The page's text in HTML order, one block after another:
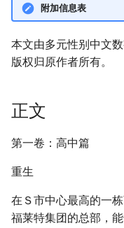
附加信息表
本文由多元性别中文
版权归原作者所有。
正文
第一卷：高中篇
重生
在Ｓ市中心最高的一
福莱特集团的总部，